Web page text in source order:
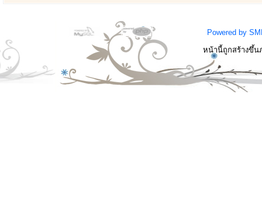
Powered by
หน้านี้ถูกสร้างขึ้น